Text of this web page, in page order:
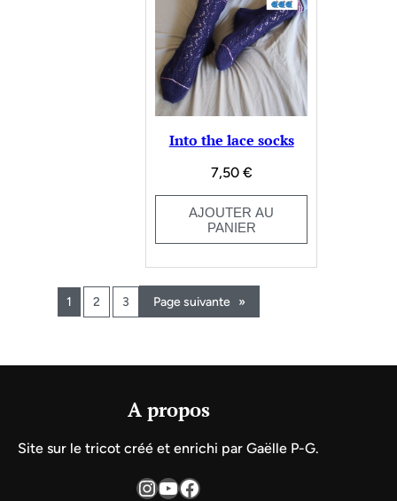
Into the lace socks
7,50 €
AJOUTER AU
PANIER
1 2 3 Page suivante »
A propos
Site sur le tricot créé et enrichi par Gaëlle P-G.
InstagramYouTube Facebook